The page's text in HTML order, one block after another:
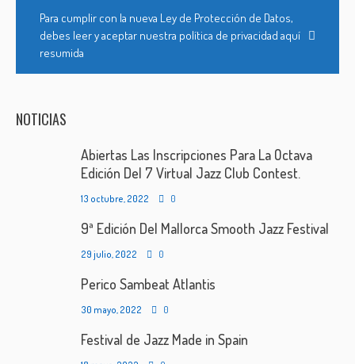
Para cumplir con la nueva Ley de Protección de Datos,
debes leer y aceptar nuestra política de privacidad aquí
resumida
NOTICIAS
Abiertas Las Inscripciones Para La Octava
Edición Del 7 Virtual Jazz Club Contest.
13 octubre, 2022 0
9ª Edición Del Mallorca Smooth Jazz Festival
29 julio, 2022 0
Perico Sambeat Atlantis
30 mayo, 2022 0
Festival de Jazz Made in Spain